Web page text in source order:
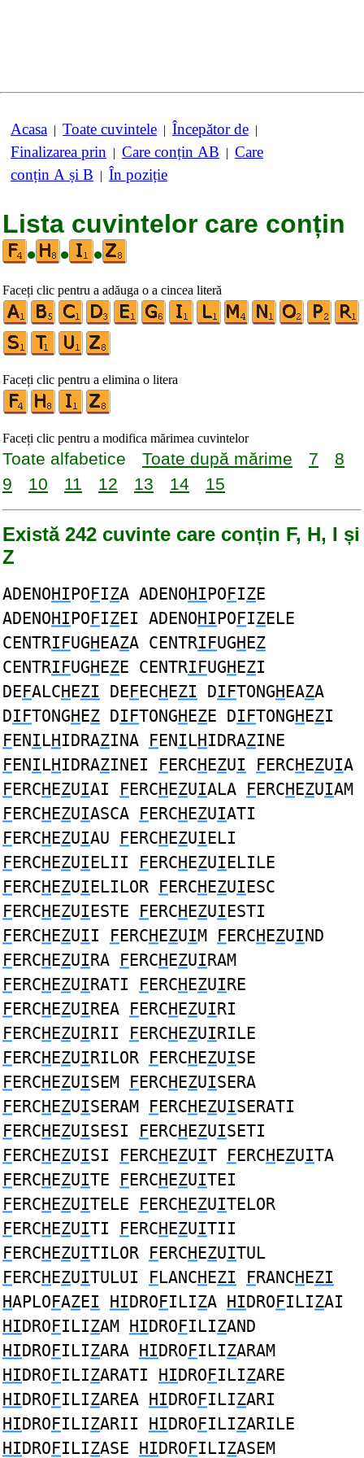
Acasa | Toate cuvintele | Începător de |
Finalizarea prin | Care conțin AB | Care
conțin A și B | În poziție
Lista cuvintelor care conțin
•
• •
Faceți clic pentru a adăuga o a cincea literă
Faceți clic pentru a elimina o litera
Faceți clic pentru a modifica mărimea cuvintelor
Toate alfabetice Toate după mărime 7
8
9
10 11 12 13 14 15
Există 242 cuvinte care conțin F, H, I și
Z
ADENOHIPOFIZA ADENOHIPOFIZE
ADENOHIPOFIZEI ADENOHIPOFIZELE
CENTRIFUGHEAZA CENTRIFUGHEZ
CENTRIFUGHEZE CENTRIFUGHEZI
DEFALCHEZI DEFECHEZI DIFTONGHEAZA
DIFTONGHEZ DIFTONGHEZE DIFTONGHEZI
FENILHIDRAZINA FENILHIDRAZINE
FENILHIDRAZINEI FERCHEZUI FERCHEZUIA
FERCHEZUIAI FERCHEZUIALA FERCHEZUIAM
FERCHEZUIASCA FERCHEZUIATI
FERCHEZUIAU FERCHEZUIELI
FERCHEZUIELII FERCHEZUIELILE
FERCHEZUIELILOR FERCHEZUIESC
FERCHEZUIESTE FERCHEZUIESTI
FERCHEZUII FERCHEZUIM FERCHEZUIND
FERCHEZUIRA FERCHEZUIRAM
FERCHEZUIRATI FERCHEZUIRE
FERCHEZUIREA FERCHEZUIRI
FERCHEZUIRII FERCHEZUIRILE
FERCHEZUIRILOR FERCHEZUISE
FERCHEZUISEM FERCHEZUISERA
FERCHEZUISERAM FERCHEZUISERATI
FERCHEZUISESI FERCHEZUISETI
FERCHEZUISI FERCHEZUIT FERCHEZUITA
FERCHEZUITE FERCHEZUITEI
FERCHEZUITELE FERCHEZUITELOR
FERCHEZUITI FERCHEZUITII
FERCHEZUITILOR FERCHEZUITUL
FERCHEZUITULUI FLANCHEZI FRANCHEZI
HAPLOFAZEI HIDROFILIZA HIDROFILIZAI
HIDROFILIZAM HIDROFILIZAND
HIDROFILIZARA HIDROFILIZARAM
HIDROFILIZARATI HIDROFILIZARE
HIDROFILIZAREA HIDROFILIZARI
HIDROFILIZARII HIDROFILIZARILE
HIDROFILIZASE HIDROFILIZASEM